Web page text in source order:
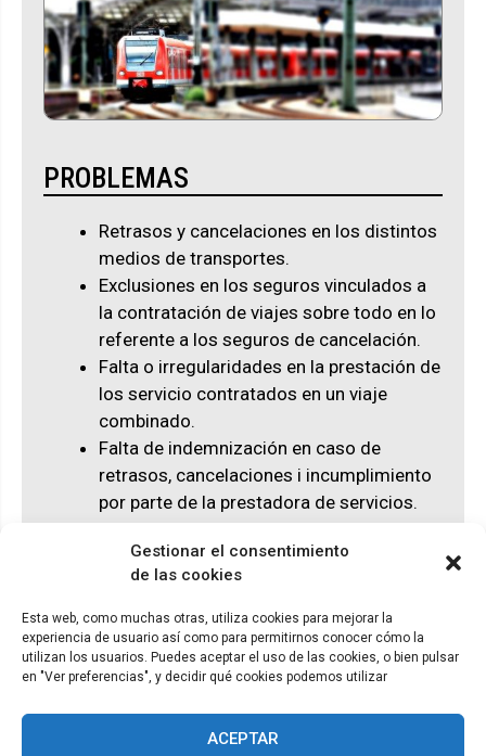
Gestionar el consentimiento
de las cookies
Esta web, como muchas otras, utiliza cookies para mejorar la
experiencia de usuario así como para permitirnos conocer cómo la
utilizan los usuarios. Puedes aceptar el uso de las cookies, o bien pulsar
en "Ver preferencias", y decidir qué cookies podemos utilizar
ACEPTAR
PROBLEMAS
Retrasos y cancelaciones en los distintos
medios de transportes.
Exclusiones en los seguros vinculados a
la contratación de viajes sobre todo en lo
referente a los seguros de cancelación.
Falta o irregularidades en la prestación de
los servicio contratados en un viaje
combinado.
Falta de indemnización en caso de
retrasos, cancelaciones i incumplimiento
por parte de la prestadora de servicios.
Pérdida o deterioro del equipaje.
© ADICAE - 2022